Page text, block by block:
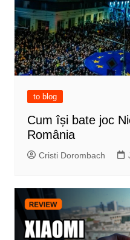
to blog
Cum își bate joc
România
Cristi Dorombach